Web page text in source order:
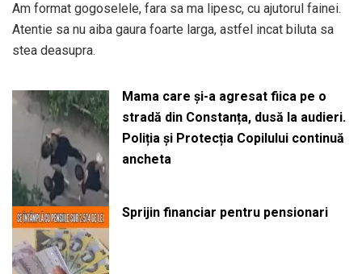
Am format gogoselele, fara sa ma lipesc, cu ajutorul fainei.
Atentie sa nu aiba gaura foarte larga, astfel incat biluta sa
stea deasupra.
Mama care și-a agresat fiica pe o
stradă din Constanța, dusă la audieri.
Poliția și Protecția Copilului continuă
ancheta
Sprijin financiar pentru pensionari